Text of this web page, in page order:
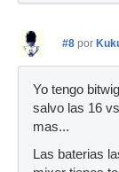
#8 por
Yo tengo
salvo las 16
mas...
Las baterias